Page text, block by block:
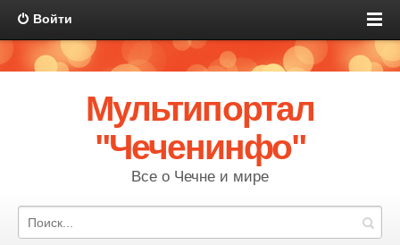
Войти
Мультипортал
"Чеченинфо"
Все о Чечне и мире